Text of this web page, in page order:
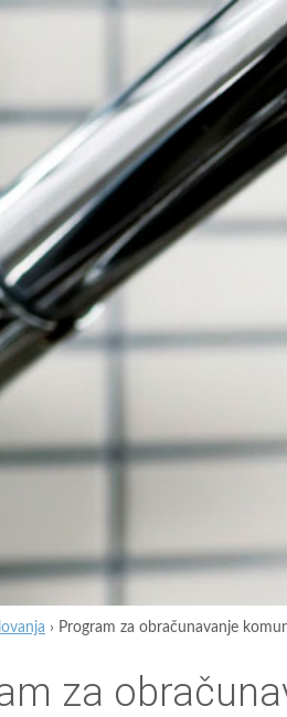
› Program za obračunavanje
za